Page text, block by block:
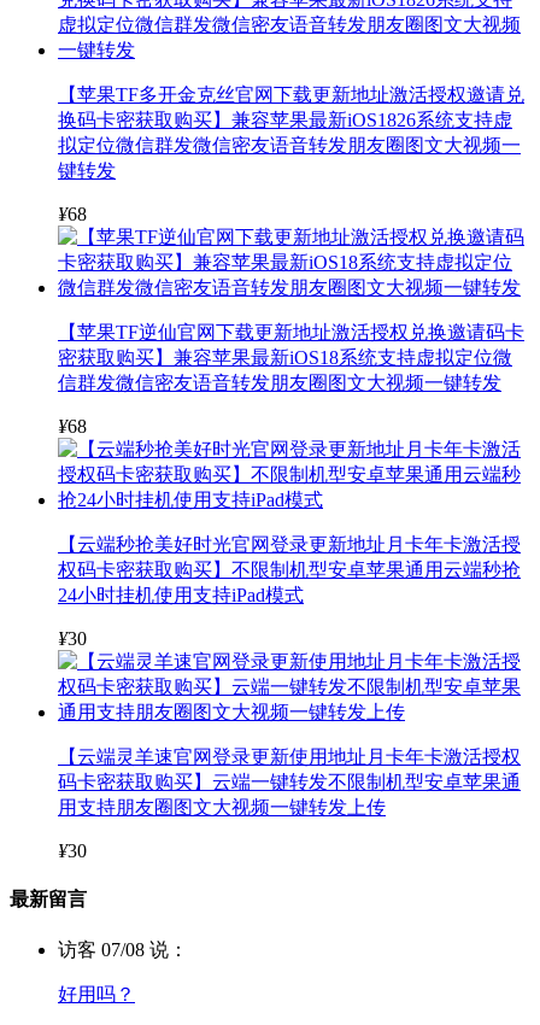
【苹果TF多开金克丝官网下载更新地址激活授权邀请兑
换码卡密获取购买】兼容苹果最新iOS1826系统支持虚
拟定位微信群发微信密友语音转发朋友圈图文大视频一
键转发
¥68
【苹果TF逆仙官网下载更新地址激活授权兑换邀请码卡
密获取购买】兼容苹果最新iOS18系统支持虚拟定位微
信群发微信密友语音转发朋友圈图文大视频一键转发
¥68
【云端秒抢美好时光官网登录更新地址月卡年卡激活授
权码卡密获取购买】不限制机型安卓苹果通用云端秒抢
24小时挂机使用支持iPad模式
¥30
【云端灵羊速官网登录更新使用地址月卡年卡激活授权
码卡密获取购买】云端一键转发不限制机型安卓苹果通
用支持朋友圈图文大视频一键转发上传
¥30
最新留言
访客 07/08 说：
好用吗？